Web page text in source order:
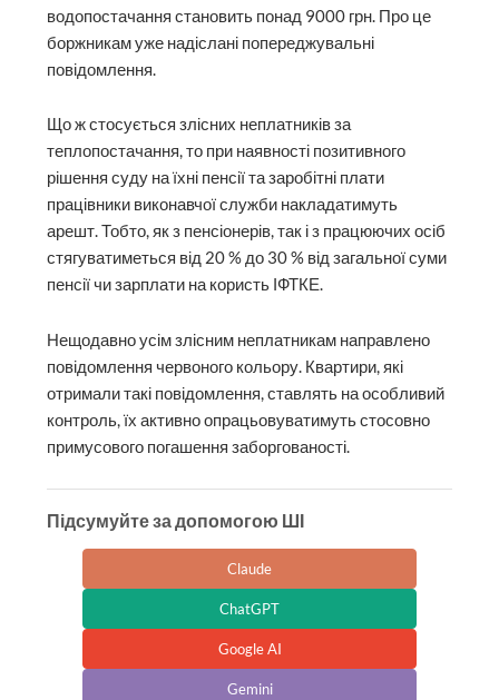
водопостачання становить понад 9000 грн. Про це
боржникам уже надіслані попереджувальні
повідомлення.
Що ж стосується злісних неплатників за
теплопостачання, то при наявності позитивного
рішення суду на їхні пенсії та заробітні плати
працівники виконавчої служби накладатимуть
арешт. Тобто, як з пенсіонерів, так і з працюючих осіб
стягуватиметься від 20 % до 30 % від загальної суми
пенсії чи зарплати на користь ІФТКЕ.
Нещодавно усім злісним неплатникам направлено
повідомлення червоного кольору. Квартири, які
отримали такі повідомлення, ставлять на особ­ливий
контроль, їх активно опрацьовуватимуть стосовно
примусового погашення заборгованості.
Підсумуйте за допомогою ШІ
Claude
ChatGPT
Google AI
Gemini